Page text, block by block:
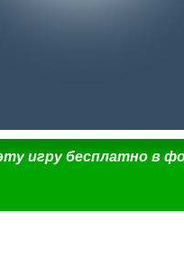
игру бесплатно в